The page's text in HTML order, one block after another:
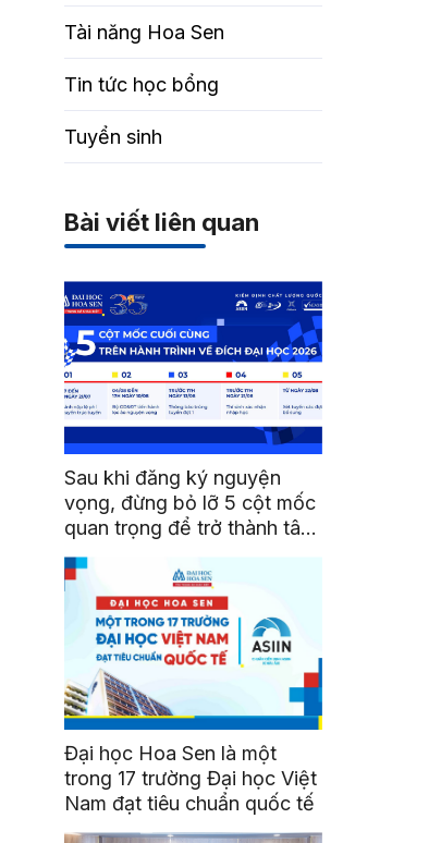
Tài năng Hoa Sen
Tin tức học bổng
Tuyển sinh
Bài viết liên quan
Sau khi đăng ký nguyện
vọng, đừng bỏ lỡ 5 cột mốc
quan trọng để trở thành tân
sinh viên HSU
Đại học Hoa Sen là một
trong 17 trường Đại học Việt
Nam đạt tiêu chuẩn quốc tế